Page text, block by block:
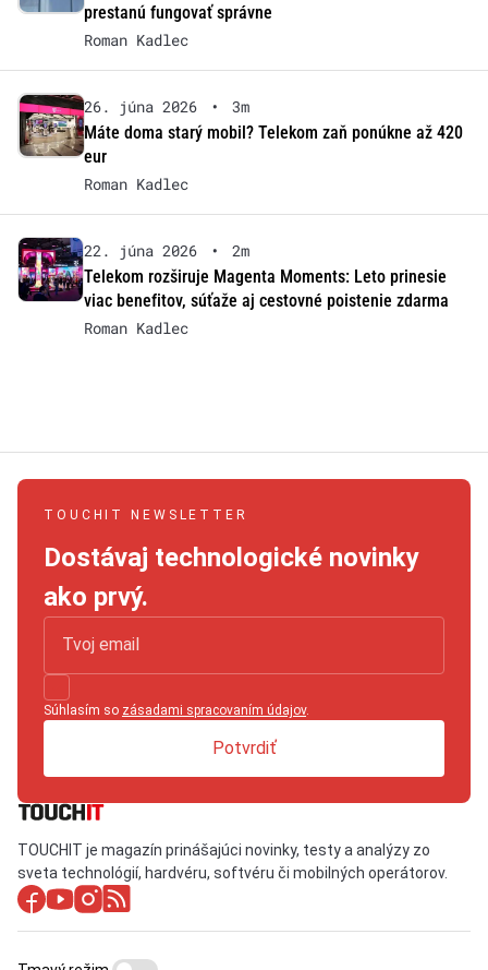
prestanú fungovať správne
Roman Kadlec
26. júna 2026 •
3m
Máte doma starý mobil? Telekom zaň ponúkne až 420
eur
Roman Kadlec
22. júna 2026 •
2m
Telekom rozširuje Magenta Moments: Leto prinesie
viac benefitov, súťaže aj cestovné poistenie zdarma
Roman Kadlec
TOUCHIT NEWSLETTER
Dostávaj technologické novinky
ako prvý.
Súhlasím so zásadami spracovaním údajov.
Potvrdiť
TOUCHIT je magazín prinášajúci novinky, testy a analýzy zo
sveta technológií, hardvéru, softvéru či mobilných operátorov.